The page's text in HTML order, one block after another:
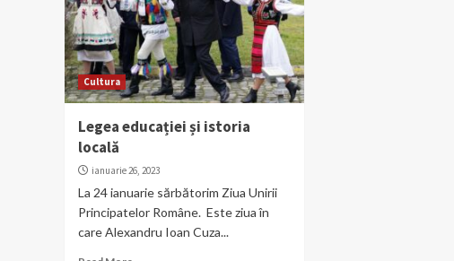
Cultura
Legea educației și istoria
locală
ianuarie 26, 2023
La 24 ianuarie sărbătorim Ziua Unirii
Principatelor Române. Este ziua în
care Alexandru Ioan Cuza...